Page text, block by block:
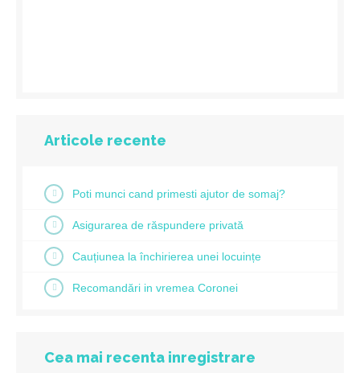
Articole recente
Poti munci cand primesti ajutor de somaj?
Asigurarea de răspundere privată
Cauțiunea la închirierea unei locuințe
Recomandări in vremea Coronei
Cea mai recenta inregistrare